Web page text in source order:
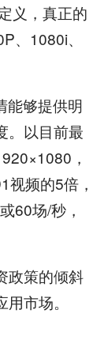
义，真正的
、1080i、
够提供明
。以目前最
，
视频的5倍，
60场/秒，
策的倾斜
市场。